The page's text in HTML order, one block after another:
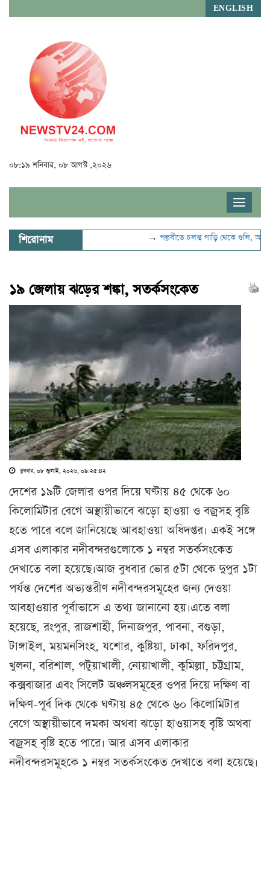
ENGLISH
০৮:১৯ শনিবার, ০৮ আগস্ট ,২০২৬
Toggle
শিরোনাম পল্লবীতে চলন্ত গাড়ি থেকে গুলি, আহত ২
১৯ জেলায় ঝড়ের শঙ্কা, সতর্কসংকেত
বুধবার, ০৮ জুলাই, ২০২৬, ০৯:২৫:৪২
দেশের ১৯টি জেলার ওপর দিয়ে ঘণ্টায় ৪৫ থেকে ৬০
কিলোমিটার বেগে অস্থায়ীভাবে ঝড়ো হাওয়া ও বজ্রসহ বৃষ্টি
হতে পারে বলে জানিয়েছে আবহাওয়া অধিদপ্তর। একই সঙ্গে
এসব এলাকার নদীবন্দরগুলোকে ১ নম্বর সতর্কসংকেত
দেখাতে বলা হয়েছে।আজ বুধবার ভোর ৫টা থেকে দুপুর ১টা
পর্যন্ত দেশের অভ্যন্তরীণ নদীবন্দরসমূহের জন্য দেওয়া
আবহাওয়ার পূর্বাভাসে এ তথ্য জানানো হয়।এতে বলা
হয়েছে, রংপুর, রাজশাহী, দিনাজপুর, পাবনা, বগুড়া,
টাঙ্গাইল, ময়মনসিংহ, যশোর, কুষ্টিয়া, ঢাকা, ফরিদপুর,
খুলনা, বরিশাল, পটুয়াখালী, নোয়াখালী, কুমিল্লা, চট্টগ্রাম,
কক্সবাজার এবং সিলেট অঞ্চলসমূহের ওপর দিয়ে দক্ষিণ বা
দক্ষিণ-পূর্ব দিক থেকে ঘণ্টায় ৪৫ থেকে ৬০ কিলোমিটার
বেগে অস্থায়ীভাবে দমকা অথবা ঝড়ো হাওয়াসহ বৃষ্টি অথবা
বজ্রসহ বৃষ্টি হতে পারে। আর এসব এলাকার
নদীবন্দরসমূহকে ১ নম্বর সতর্কসংকেত দেখাতে বলা হয়েছে।